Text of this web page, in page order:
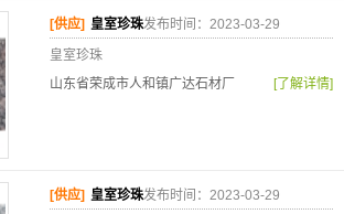
[供应] 皇室珍珠发布时间：2023-03-29
皇室珍珠
山东省荣成市人和镇广达石材厂
[了解详情]
[供应] 皇室珍珠发布时间：2023-03-29